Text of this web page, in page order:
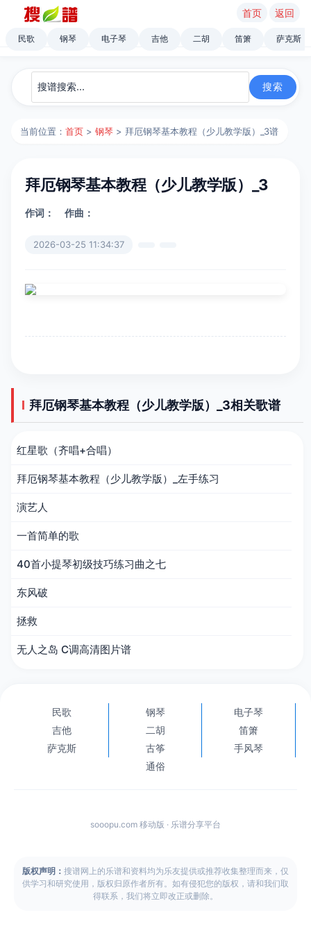
首页 返回
民歌 钢琴 电子琴 吉他 二胡 笛箫 萨克斯
当前位置：首页 >钢琴 > 拜厄钢琴基本教程（少儿教学版）_3谱
拜厄钢琴基本教程（少儿教学版）_3
作词： 作曲：
2026-03-25 11:34:37
拜厄钢琴基本教程（少儿教学版）_3相关歌谱
红星歌（齐唱+合唱）
拜厄钢琴基本教程（少儿教学版）_左手练习
演艺人
一首简单的歌
40首小提琴初级技巧练习曲之七
东风破
拯救
无人之岛 C调高清图片谱
民歌 钢琴
电子琴
吉他
二胡
笛箫
萨克斯
古筝
手风琴
通俗
sooopu.com 移动版 · 乐谱分享平台
版权声明： 搜谱网上的乐谱和资料均为乐友提供或推荐收集整理而来，仅
供学习和研究使用，版权归原作者所有。如有侵犯您的版权，请和我们取
得联系，我们将立即改正或删除。